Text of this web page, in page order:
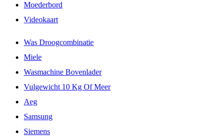
Moederbord
Videokaart
Was Droogcombinatie
Miele
Wasmachine Bovenlader
Vulgewicht 10 Kg Of Meer
Aeg
Samsung
Siemens